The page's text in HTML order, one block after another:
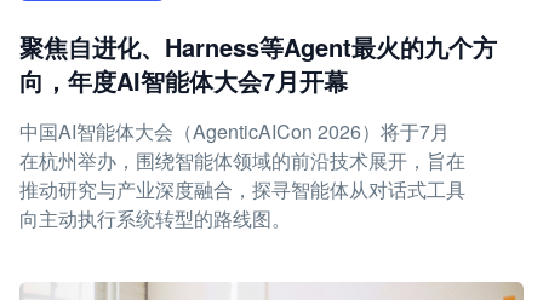
聚焦自进化、Harness等Agent最火的九个方
向，年度AI智能体大会7月开幕
中国AI智能体大会（AgenticAICon 2026）将于7月
在杭州举办，围绕智能体领域的前沿技术展开，旨在
推动研究与产业深度融合，探寻智能体从对话式工具
向主动执行系统转型的路线图。